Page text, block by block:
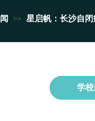
>> 星启帆：长沙自
学校